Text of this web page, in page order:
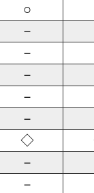
○
－
－
－
－
－
◇
－
－